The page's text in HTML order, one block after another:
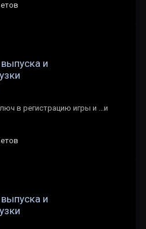
и
в регистрацию игры и ...и
и